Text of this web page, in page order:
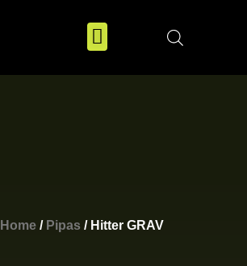
Home / Pipas / Hitter GRAV